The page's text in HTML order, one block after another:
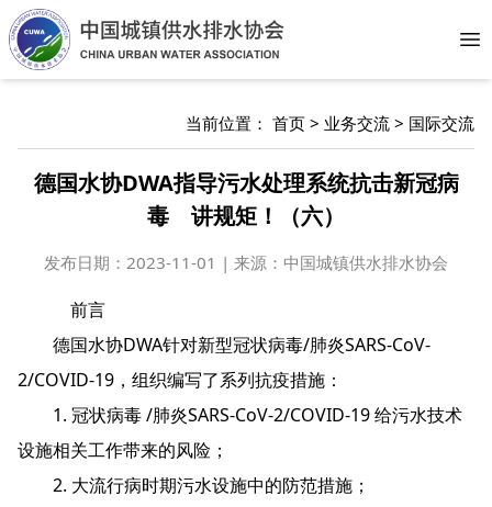
当前位置： 首页 > 业务交流 > 国际交流
德国水协DWA指导污水处理系统抗击新冠病
毒 讲规矩！（六）
发布日期： 2023-11-01 | 来源：中国城镇供水排水协会
前言
德国水协DWA针对新型冠状病毒/肺炎SARS-CoV-
2/COVID-19，组织编写了系列抗疫措施：
1. 冠状病毒 /肺炎SARS-CoV-2/COVID-19 给污水技术
设施相关工作带来的风险；
2. 大流行病时期污水设施中的防范措施；